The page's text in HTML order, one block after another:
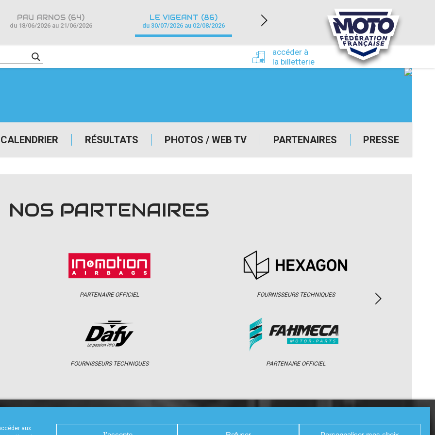
aux
CALENDRIER RÉSULTATS PHOTOS / WEB TV PARTENAIRES PRESSE
accéder à
la billetterie
PAU ARNOS (64)
du 18/06/2026 au 21/06/2026
LE VIGEANT (86)
du 30/07/2026 au 02/08/2026
NEVERS MAGNY-COURS (58)
du 24/09/2026 au 27/09/2026
NOS PARTENAIRES
PARTENAIRE OFFICIEL
FOURNISSEURS TECHNIQUES
FOURNISSEURS TECHNIQUES
PARTENAIRE OFFICIEL
CALENDRIER RÉSULTATS PHOTOS / WEB TV PARTENAIRES PRESSE